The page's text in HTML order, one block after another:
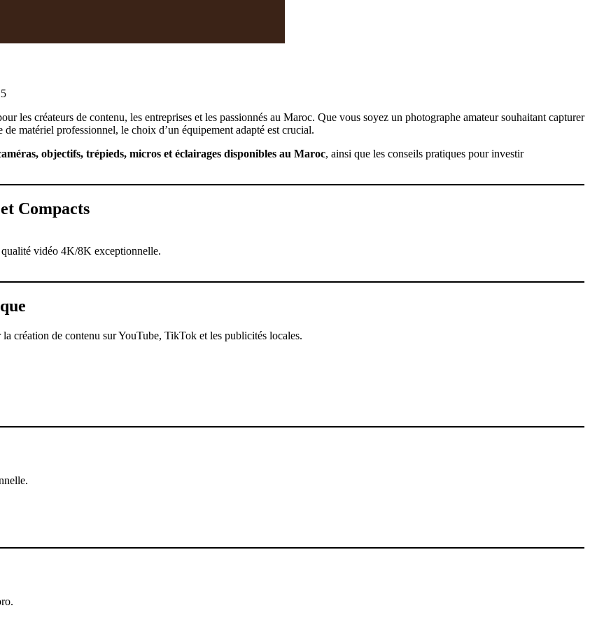
les créateurs de contenu, les entreprises et les passionnés au Maroc. Que vous soyez un photographe amateur souhaitant capturer
matériel professionnel, le choix d’un équipement adapté est crucial.
objectifs, trépieds, micros et éclairages disponibles au Maroc, ainsi que les conseils pratiques pour investir
Compacts
vidéo 4K/8K exceptionnelle.
création de contenu sur YouTube, TikTok et les publicités locales.